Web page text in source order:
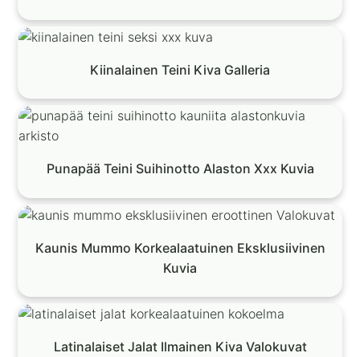
Kiinalainen Teini Kiva Galleria
Punapää Teini Suihinotto Alaston Xxx Kuvia
Kaunis Mummo Korkealaatuinen Eksklusiivinen
Kuvia
Latinalaiset Jalat Ilmainen Kiva Valokuvat